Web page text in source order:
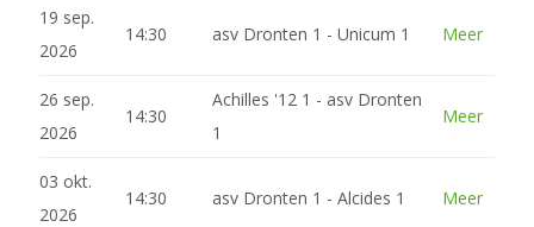
19 sep.
2026
14:30 asv Dronten 1 - Unicum 1 Meer
26 sep.
2026
14:30
Achilles '12 1 - asv Dronten
1
Meer
03 okt.
2026
14:30 asv Dronten 1 - Alcides 1 Meer